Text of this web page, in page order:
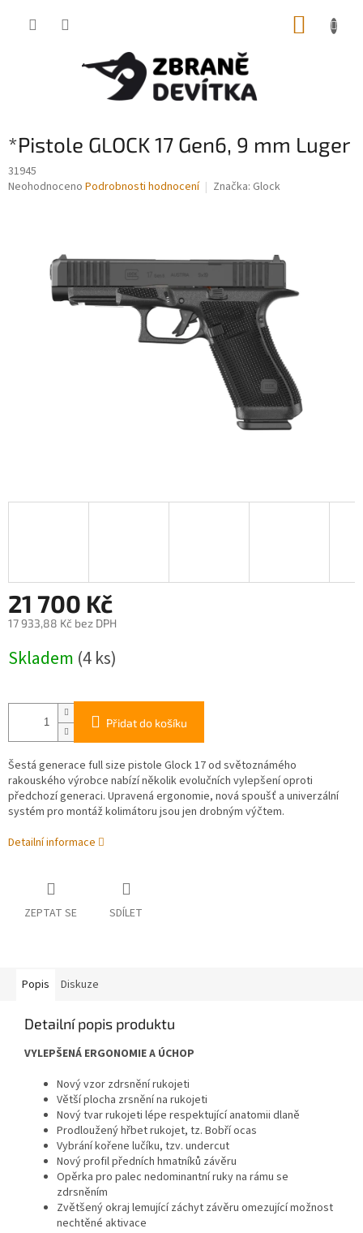
*Pistole GLOCK 17 Gen6, 9 mm Luger
31945
Průměrné
hvězdiček.
Neohodnoceno Podrobnosti hodnocení Značka: Glock
21 700 Kč
17 933,88 Kč bez DPH
cena:
Skladem (4 ks)
Přidat do košíku
Šestá generace full size pistole Glock 17 od světoznámého
rakouského výrobce nabízí několik evolučních vylepšení oproti
předchozí generaci. Upravená ergonomie, nová spoušť a univerzální
systém pro montáž kolimátoru jsou jen drobným výčtem.
Detailní informace
ZEPTAT SE SDÍLET
Popis Diskuze
Detailní popis produktu
VYLEPŠENÁ ERGONOMIE A ÚCHOP
Nový vzor zdrsnění rukojeti
Větší plocha zrsnění na rukojeti
Nový tvar rukojeti lépe respektující anatomii dlaně
Prodloužený hřbet rukojet, tz. Bobří ocas
Vybrání kořene lučíku, tzv. undercut
Nový profil předních hmatníků závěru
Opěrka pro palec nedominantní ruky na rámu se
zdrsněním
Zvětšený okraj lemující záchyt závěru omezující možnost
nechtěné aktivace